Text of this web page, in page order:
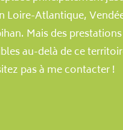
Loire-Atlantique,
Mais des
au-delà de ce
pas à me contacter !